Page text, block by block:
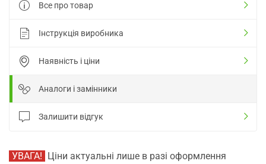
Все про товар
Інструкція виробника
Наявність і ціни
Аналоги і замінники
Залишити відгук
УВАГА! Ціни актуальні лише в разі оформлення